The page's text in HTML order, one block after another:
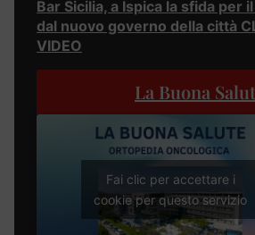
Bar Sicilia, a Ispica la sfida per
dal nuovo governo della città
VIDEO
La Buona
Fai clic per accettare i
cookie per questo servizio